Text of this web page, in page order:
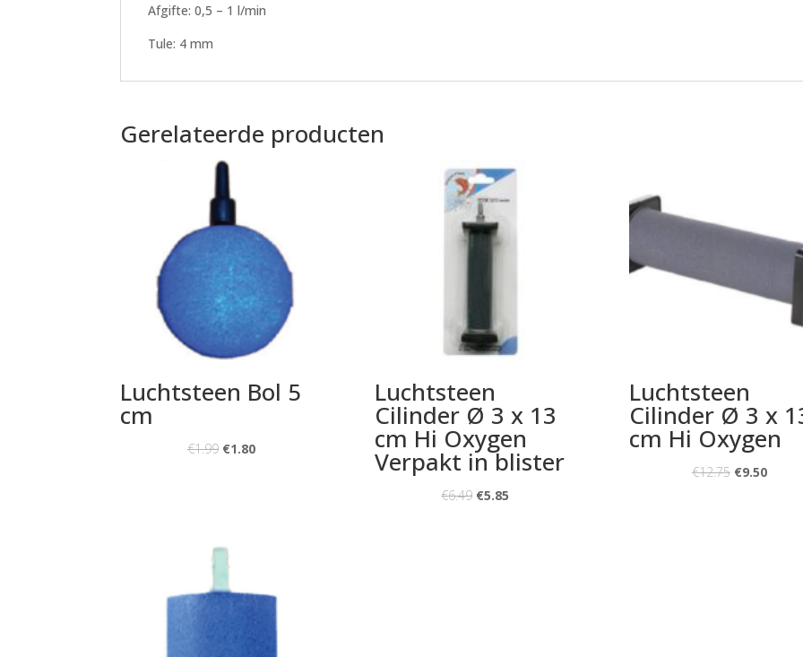
Afgifte: 0,5 – 1 l/min
Tule: 4 mm
Gerelateerde producten
Luchtsteen Bol 5
cm
€1.99 €1.80
Luchtsteen
Cilinder Ø 3 x 13
cm Hi Oxygen
Verpakt in blister
€6.49 €5.85
Luchtsteen
Cilinder Ø 3 x
cm Hi Oxygen
€12.75 €9.50